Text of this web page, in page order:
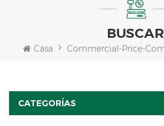
BUSCAR
Casa
CATEGORÍAS